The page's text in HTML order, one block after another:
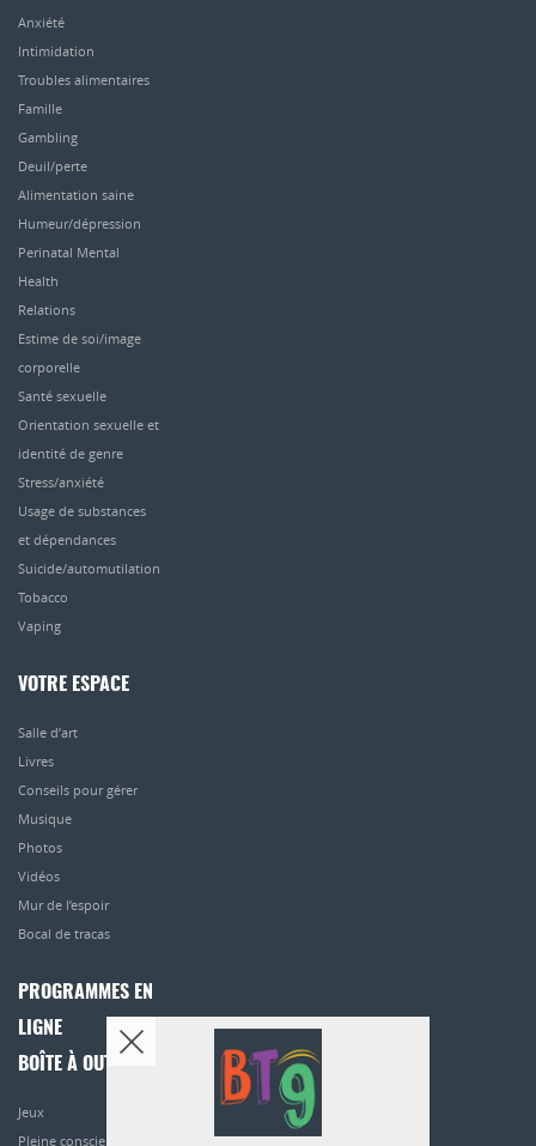
Anxiété
Intimidation
Troubles alimentaires
Famille
Gambling
Deuil/perte
Alimentation saine
Humeur/dépression
Perinatal Mental
Health
Relations
Estime de soi/image
corporelle
Santé sexuelle
Orientation sexuelle et
identité de genre
Stress/anxiété
Usage de substances
et dépendances
Suicide/automutilation
Tobacco
Vaping
VOTRE ESPACE
Salle d’art
Livres
Conseils pour gérer
Musique
Photos
Vidéos
Mur de l’espoir
Bocal de tracas
PROGRAMMES EN
LIGNE
BOÎTE À OUTILS
Jeux
Pleine conscience